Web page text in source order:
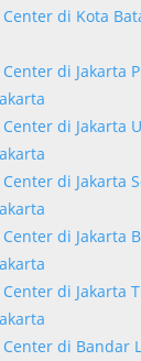
di Kota
di Jakarta
di Jakarta
di Jakarta
di Jakarta
di Jakarta
Center di Bandar